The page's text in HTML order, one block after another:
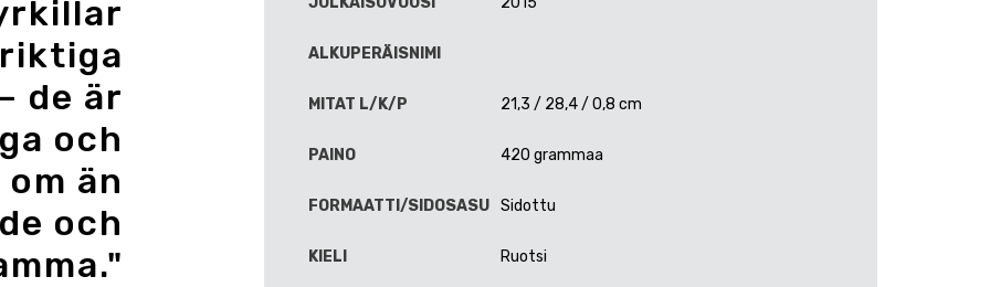
de är
och
än
och
ALKUPERÄISNIMI
MITAT L/K/P 21,3 / 28,4 / 0,8 cm
PAINO 420 grammaa
FORMAATTI/SIDOSASU Sidottu
KIELI Ruotsi